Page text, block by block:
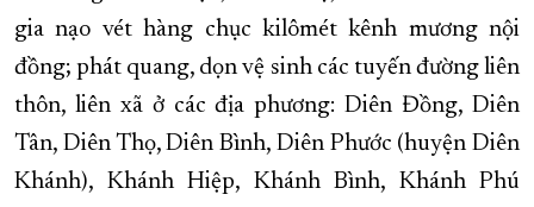
gia nạo vét hàng chục kilômét kênh mương nội
đồng; phát quang, dọn vệ sinh các tuyến đường liên
thôn, liên xã ở các địa phương: Diên Đồng, Diên
Tân, Diên Thọ, Diên Bình, Diên Phước (huyện Diên
Khánh), Khánh Hiệp, Khánh Bình, Khánh Phú